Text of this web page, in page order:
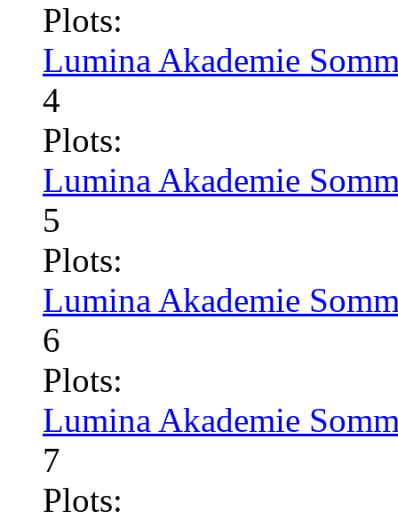
Plots:
Lumina Akademie
4
Plots:
Lumina Akademie
5
Plots:
Lumina Akademie
6
Plots:
Lumina Akademie
7
Plots: